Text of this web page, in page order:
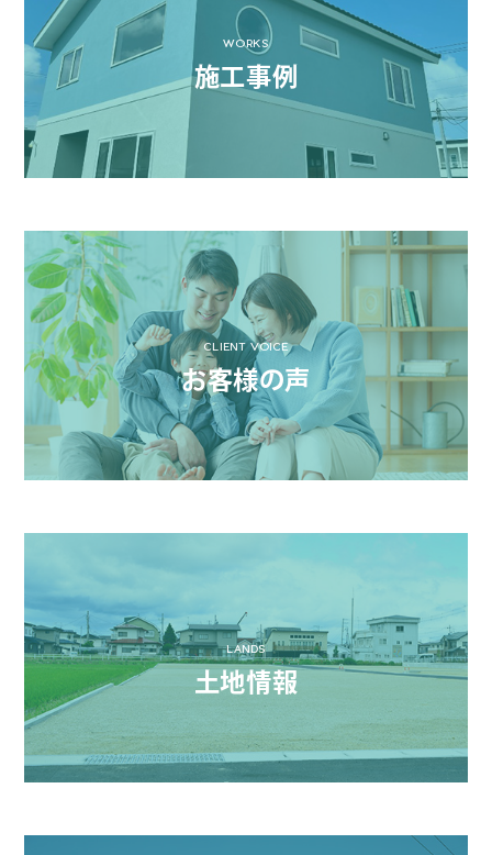
WORKS
施工事例
CLIENT VOICE
お客様の声
LANDS
土地情報